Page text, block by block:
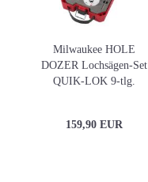
Milwaukee HOLE
DOZER Lochsägen-Set
QUIK-LOK 9-tlg.
159,90 EUR